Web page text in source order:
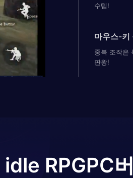
수템!
마우스-키
중복 조작은
판왕!
RPGPC